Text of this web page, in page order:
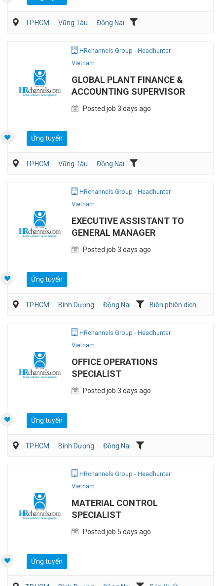
TP.HCM Vũng Tàu
Đồng Nai
HRchannels Group - Headhunter
Vietnam
GLOBAL PLANT FINANCE &
ACCOUNTING SUPERVISOR
Posted job 3 days ago
Ứng tuyển
TP.HCM Vũng Tàu
Đồng Nai
HRchannels Group - Headhunter
Vietnam
EXECUTIVE ASSISTANT TO
GENERAL MANAGER
Posted job 3 days ago
Ứng tuyển
TP.HCM Bình Dương Đồng Nai
Biên phiên dịch
HRchannels Group - Headhunter
Vietnam
OFFICE OPERATIONS
SPECIALIST
Posted job 3 days ago
Ứng tuyển
TP.HCM Bình Dương
Đồng Nai
HRchannels Group - Headhunter
Vietnam
MATERIAL CONTROL
SPECIALIST
Posted job 5 days ago
Ứng tuyển